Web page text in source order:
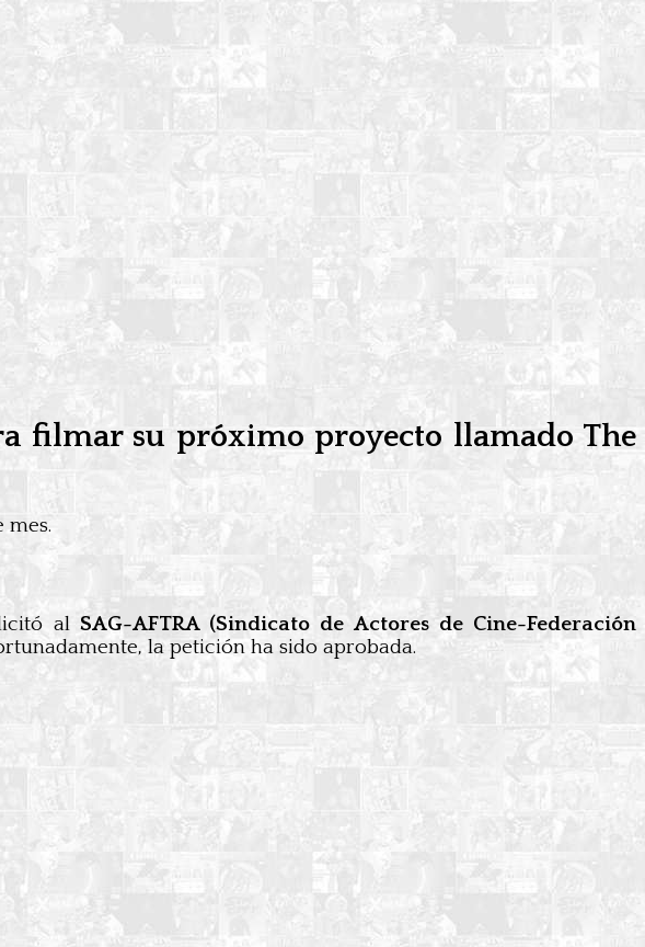
filmar su próximo proyecto llamado The
mes.
al SAG-AFTRA (Sindicato de Actores de Cine-Federación
la petición ha sido aprobada.